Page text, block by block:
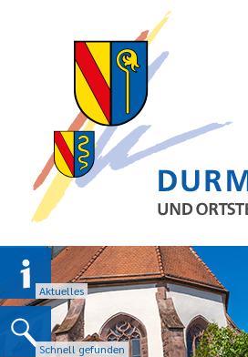
Aktuelles
Schnell gefunden